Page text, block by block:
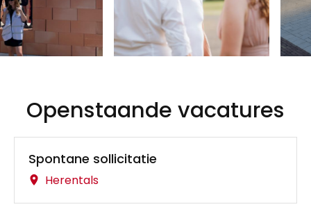
Openstaande vacatures
Spontane sollicitatie
Herentals